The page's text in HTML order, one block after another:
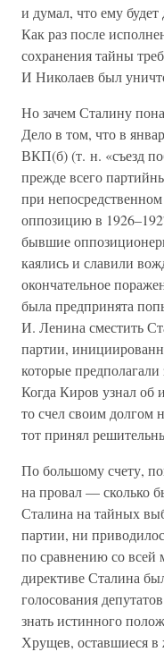
и думал, что ему
Как раз после
сохранения тайны
И Николаев был
Но зачем Сталину
Дело в том, что в
ВКП(б) (т. н. «съезд
прежде всего
при
оппозицию в
бывшие
каялись и славили
окончательное
была предпринята
И. Ленина сместить
партии,
которые
Когда Киров узнал об
то счел своим долгом
тот принял
По большому счету,
на провал — сколько
Сталина на тайных
партии, ни
по сравнению со всей
директиве Сталина
голосования
знать истинного
Хрущев, оставшиеся